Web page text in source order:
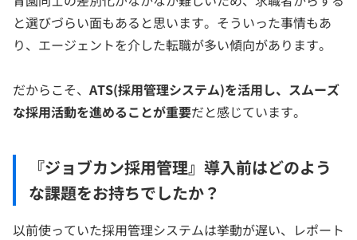
と選びづらい面もあると思います。そういった事情もあ
り、エージェントを介した転職が多い傾向があります。
だからこそ、 ATS(採用管理システム)を活用し、スムーズ
な採用活動を進めることが重要だと感じています。
『ジョブカン採用管理』導入前はどのよう
な課題をお持ちでしたか？
以前使っていた採用管理システムは挙動が遅い、レポート